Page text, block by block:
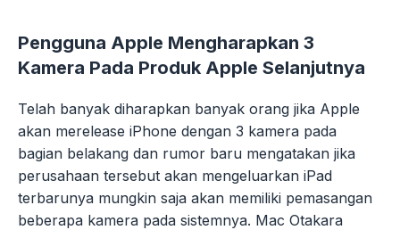
Pengguna Apple Mengharapkan 3
Kamera Pada Produk Apple Selanjutnya
Telah banyak diharapkan banyak orang jika Apple
akan merelease iPhone dengan 3 kamera pada
bagian belakang dan rumor baru mengatakan jika
perusahaan tersebut akan mengeluarkan iPad
terbarunya mungkin saja akan memiliki pemasangan
beberapa kamera pada sistemnya. Mac Otakara